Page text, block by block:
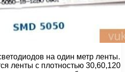
на один метр ленты.
ленты с плотностью 30,60,120